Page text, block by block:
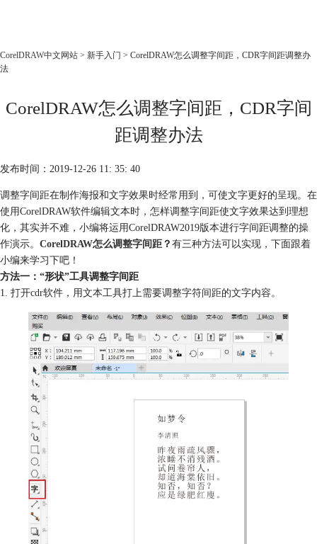
教程
下载
购买
CorelDRAW中文网站 > 新手入门 > CorelDRAW怎么调整字间距，CDR字间距调整办
法
CorelDRAW怎么调整字间距，CDR字间
距调整办法
发布时间：2019-12-26 11: 35: 40
调整字间距在制作海报和文字效果时经常用到，可使文字更好的呈现。在
使用CorelDRAW软件编辑文本时，怎样调整字间距使文字效果达到理想
化，其实并不难，小编将运用CorelDRAW2019版本进行字间距调整的操
作演示。 CorelDRAW怎么调整字间距？有三种方法可以实现，下面跟着
小编来学习下吧！
方法一：“形状”工具调整字间距
1. 打开cdr软件，用文本工具打上需要调整字符间距的文字内容。